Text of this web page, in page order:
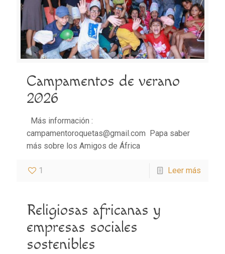
Campamentos de verano
2026
Más información :
campamentoroquetas@gmail.com Papa saber
más sobre los Amigos de África
1 Leer más
Religiosas africanas y
empresas sociales
sostenibles